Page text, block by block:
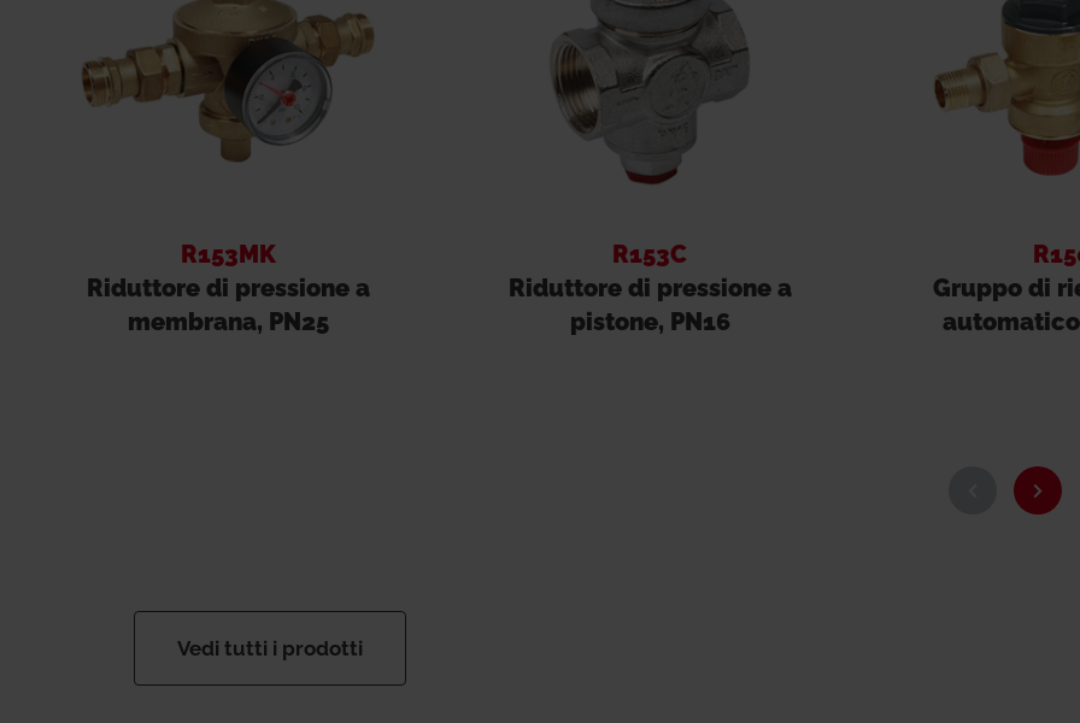
R153MK
Riduttore di pressione a
membrana, PN25
R153C
Riduttore di pressione a
pistone, PN16
Gruppo di
Vedi tutti i prodotti